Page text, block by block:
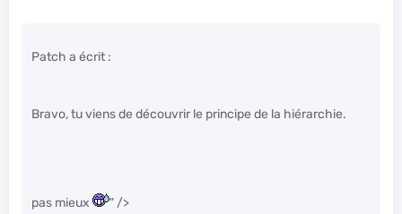
Patch a écrit :
Bravo, tu viens de découvrir le principe de la hiérarchie.
pas mieux " />